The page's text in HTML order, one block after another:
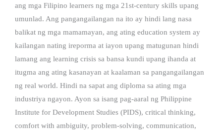
ang mga Filipino learners ng mga 21st-century skills upang
umunlad. Ang pangangailangan na ito ay hindi lang nasa
balikat ng mga mamamayan, ang ating education system ay
kailangan nating ireporma at iayon upang matugunan hindi
lamang ang learning crisis sa bansa kundi upang ihanda at
itugma ang ating kasanayan at kaalaman sa pangangailangan
ng real world. Hindi na sapat ang diploma sa ating mga
industriya ngayon. Ayon sa isang pag-aaral ng Philippine
Institute for Development Studies (PIDS), critical thinking,
comfort with ambiguity, problem-solving, communication,